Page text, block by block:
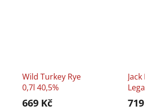
Wild Turkey Rye
0,7l 40,5%
669 Kč
0,7l